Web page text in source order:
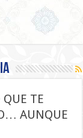
TE
AUNQUE